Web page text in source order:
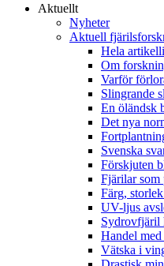
Aktuellt
Nyheter
Aktuell
Hela
Om
Varför
Slingrande
En öländsk
Det nya
Svenska
Förskjuten
Fjärilar som
Färg,
UV-ljus
Sydrovfjäril
Handel
Vätska i